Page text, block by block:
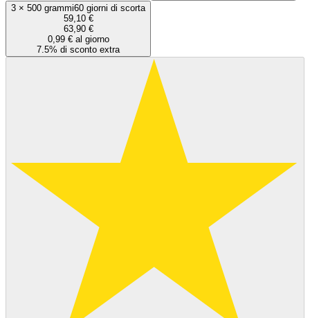
3 × 500 grammi60 giorni di scorta
59,10 €
63,90 €
0,99 € al giorno
7.5% di sconto extra